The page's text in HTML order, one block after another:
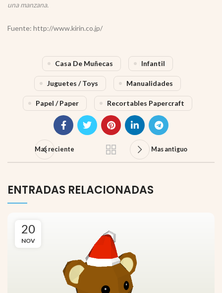
una manzana.
Fuente: http://www.kirin.co.jp/
Casa De Muñecas Infantil
Juguetes / Toys Manualidades
Papel / Paper Recortables Papercraft
Mas reciente Mas antiguo
ENTRADAS RELACIONADAS
20
NOV